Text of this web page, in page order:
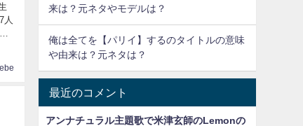
人
来は？元ネタやモデルは？
俺は全てを【パリイ】するのタイトルの意味
や由来は？元ネタは？
最近のコメント
アンナチュラル主題歌で米津玄師のLemonの